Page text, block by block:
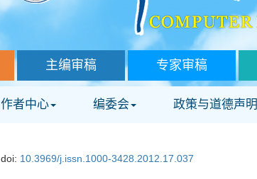
主编审稿 专家审稿
作者中心 编委会 政策与道德声明
doi: 10.3969/j.issn.1000-3428.2012.17.037